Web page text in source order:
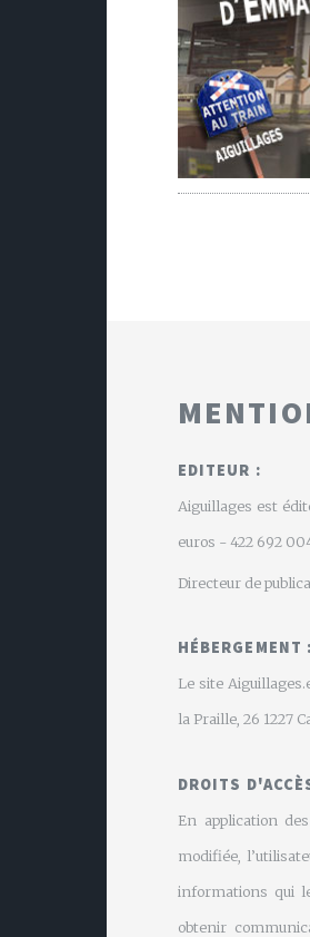
EDITEUR :
Aiguillages est
euros - 422 692
Directeur de
HÉBERGEMENT :
Le site
la Praille, 26 1227
DROITS
En application
modifiée,
informations qui
obtenir